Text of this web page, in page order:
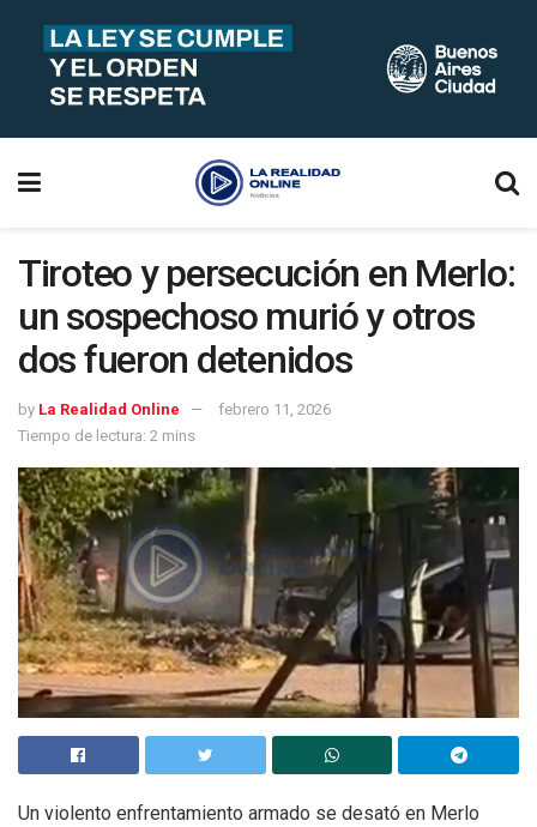
Tiroteo y persecución en Merlo:
un sospechoso murió y otros
dos fueron detenidos
by La Realidad Online
febrero 11, 2026
Tiempo de lectura: 2 mins
Un violento enfrentamiento armado se desató en Merlo